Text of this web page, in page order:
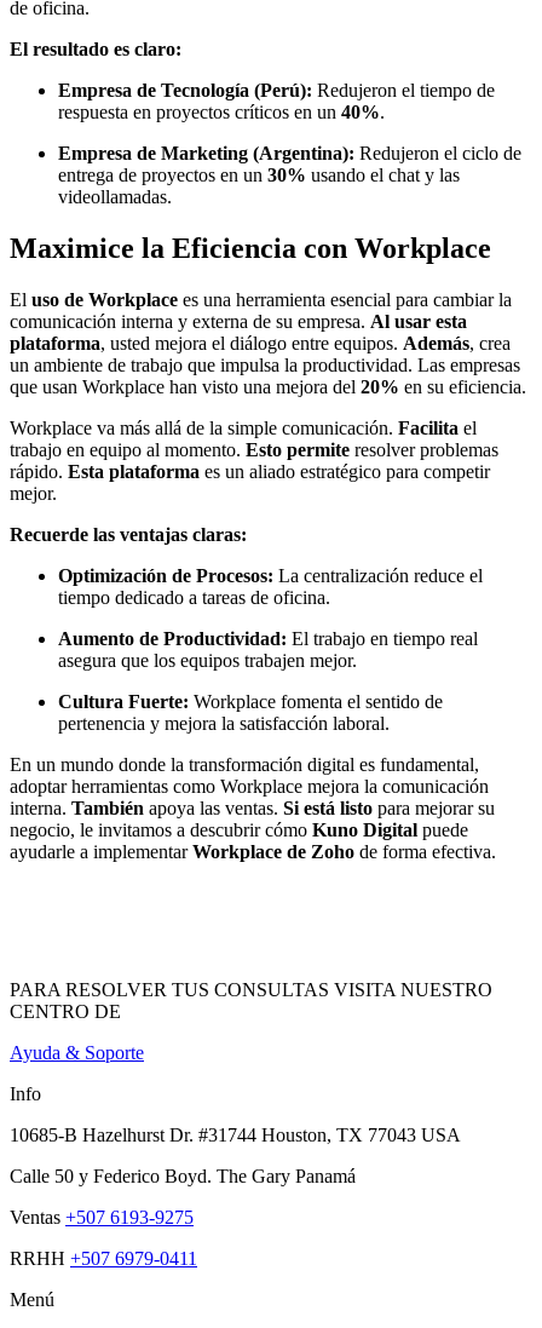
de oficina.
El resultado es claro:
Empresa de Tecnología (Perú): Redujeron el tiempo de
respuesta en proyectos críticos en un 40%.
Empresa de Marketing (Argentina): Redujeron el ciclo de
entrega de proyectos en un 30% usando el chat y las
videollamadas.
Maximice la Eficiencia con Workplace
El uso de Workplace es una herramienta esencial para cambiar la
comunicación interna y externa de su empresa. Al usar esta
plataforma, usted mejora el diálogo entre equipos. Además, crea
un ambiente de trabajo que impulsa la productividad. Las empresas
que usan Workplace han visto una mejora del 20% en su eficiencia.
Workplace va más allá de la simple comunicación. Facilita el
trabajo en equipo al momento. Esto permite resolver problemas
rápido. Esta plataforma es un aliado estratégico para competir
mejor.
Recuerde las ventajas claras:
Optimización de Procesos: La centralización reduce el
tiempo dedicado a tareas de oficina.
Aumento de Productividad: El trabajo en tiempo real
asegura que los equipos trabajen mejor.
Cultura Fuerte: Workplace fomenta el sentido de
pertenencia y mejora la satisfacción laboral.
En un mundo donde la transformación digital es fundamental,
adoptar herramientas como Workplace mejora la comunicación
interna. También apoya las ventas. Si está listo para mejorar su
negocio, le invitamos a descubrir cómo Kuno Digital puede
ayudarle a implementarWorkplace de Zoho de forma efectiva.
PARA RESOLVER TUS CONSULTAS VISITA NUESTRO
CENTRO DE
Ayuda & Soporte
Info
10685-B Hazelhurst Dr. #31744 Houston, TX 77043 USA
Calle 50 y Federico Boyd. The Gary Panamá
Ventas +507 6193-9275
RRHH +507 6979-0411
Menú